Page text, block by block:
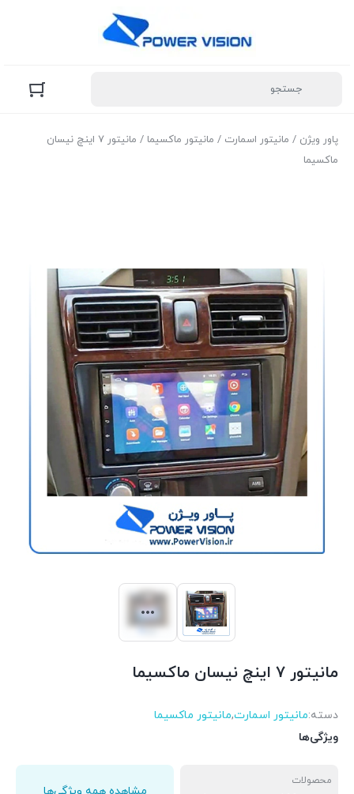
پاور ویژن / مانیتور اسمارت / مانیتور ماکسیما
/ مانیتور ۷ اینچ نیسان
ماکسیما
مانیتور ۷ اینچ نیسان ماکسیما
دسته:مانیتور اسمارت,مانیتور ماکسیما
ویژگی‌ها
محصولات